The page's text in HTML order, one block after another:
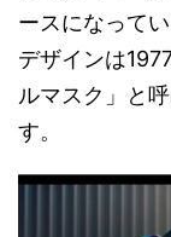
ースになって
デザインは
ルマスク」と
す。